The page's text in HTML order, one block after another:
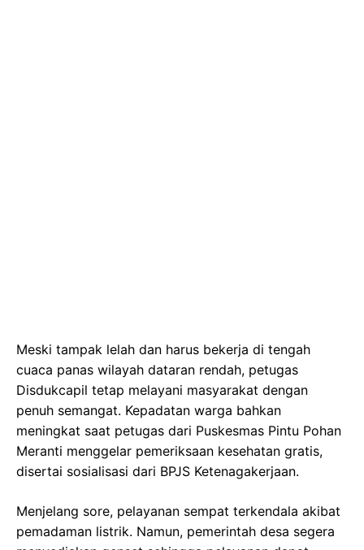
Meski tampak lelah dan harus bekerja di tengah
cuaca panas wilayah dataran rendah, petugas
Disdukcapil tetap melayani masyarakat dengan
penuh semangat. Kepadatan warga bahkan
meningkat saat petugas dari Puskesmas Pintu Pohan
Meranti menggelar pemeriksaan kesehatan gratis,
disertai sosialisasi dari BPJS Ketenagakerjaan.
Menjelang sore, pelayanan sempat terkendala akibat
pemadaman listrik. Namun, pemerintah desa segera